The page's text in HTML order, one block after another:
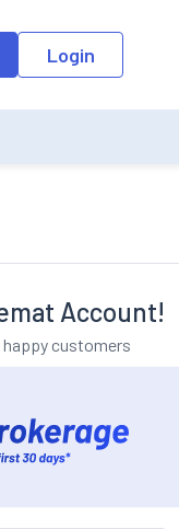
suggestion list will be
Login
Account!
happy customers